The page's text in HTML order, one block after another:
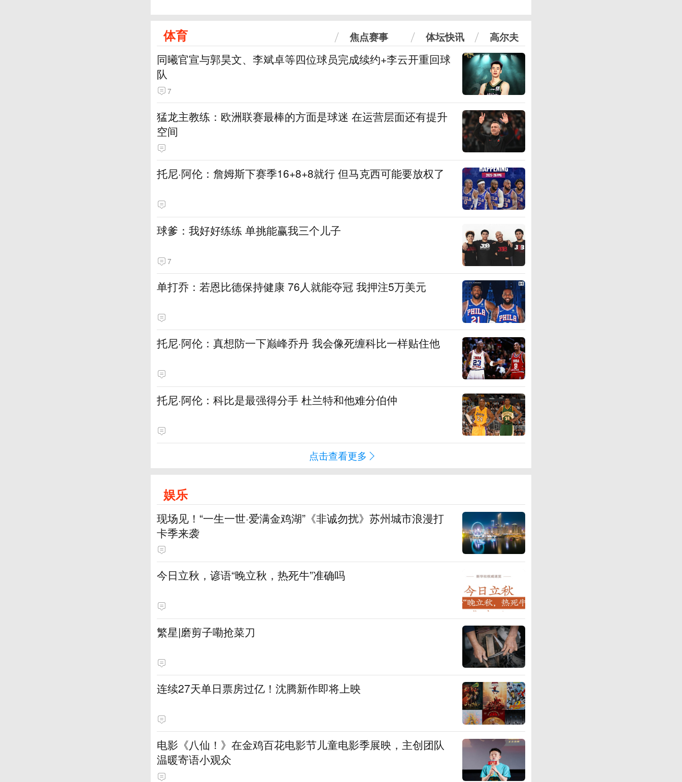
体育 焦点赛事 体坛快讯 高尔夫
同曦官宣与郭昊文、李斌卓等四位球员完成续约+李云开重回球
队
7
猛龙主教练：欧洲联赛最棒的方面是球迷 在运营层面还有提升
空间
托尼·阿伦：詹姆斯下赛季16+8+8就行 但马克西可能要放权了
球爹：我好好练练 单挑能赢我三个儿子
7
单打乔：若恩比德保持健康 76人就能夺冠 我押注5万美元
托尼·阿伦：真想防一下巅峰乔丹 我会像死缠科比一样贴住他
托尼·阿伦：科比是最强得分手 杜兰特和他难分伯仲
点击查看更多
娱乐
现场见！“一生一世·爱满金鸡湖”《非诚勿扰》苏州城市浪漫打
卡季来袭
今日立秋，谚语“晚立秋，热死牛”准确吗
繁星|磨剪子嘞抢菜刀
连续27天单日票房过亿！沈腾新作即将上映
电影《八仙！》在金鸡百花电影节儿童电影季展映，主创团队
温暖寄语小观众